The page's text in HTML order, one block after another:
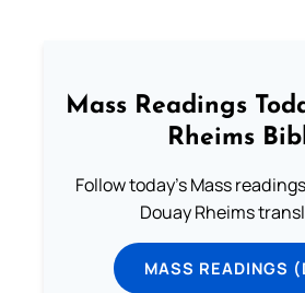
Mass Readings
Rheims
Follow today's Mass
Douay Rheims
MASS READINGS